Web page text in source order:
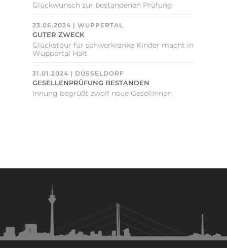
Glückwunsch zur bestandenen Prüfung
23.06.2024 | WUPPERTAL
GUTER ZWECK
Glückstour für schwerkranke Kinder macht in
Wuppertal Halt
31.01.2024 | DÜSSELDORF
GESELLENPRÜFUNG BESTANDEN
Innung begrüßt zwölf neue GesellInnen